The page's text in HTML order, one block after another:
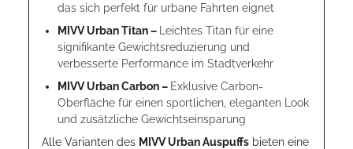
das sich perfekt für urbane Fahrten eignet
MIVV Urban Titan –
Leichtes Titan für eine
signifikante Gewichtsreduzierung und
verbesserte Performance im Stadtverkehr
MIVV Urban Carbon – Exklusive Carbon-
Oberfläche für einen sportlichen, eleganten Look
und zusätzliche Gewichtseinsparung
Alle Varianten des MIVV Urban Auspuffs bieten eine